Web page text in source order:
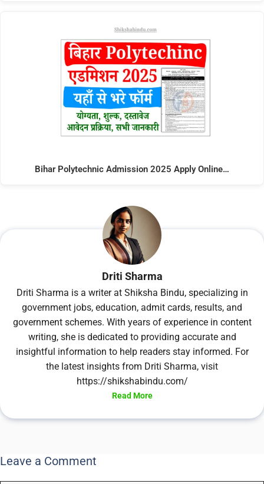
Bihar Polytechnic Admission 2025 Apply Online…
Driti Sharma
Driti Sharma is a writer at Shiksha Bindu, specializing in
government jobs, education, admit cards, results, and
government schemes. With years of experience in content
writing, she is dedicated to providing accurate and
insightful information to help readers stay informed. For
the latest insights from Driti Sharma, visit
https://shikshabindu.com/
Read More
Leave a Comment